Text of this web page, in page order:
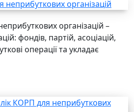
організацій –
фондів, партій, асоціацій,
операції та укладає